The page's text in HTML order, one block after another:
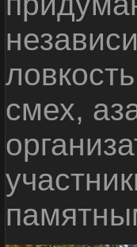
смех,